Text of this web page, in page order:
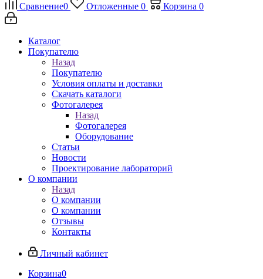
Сравнение0 Отложенные 0 Корзина 0
Каталог
Покупателю
Назад
Покупателю
Условия оплаты и доставки
Скачать каталоги
Фотогалерея
Назад
Фотогалерея
Оборудование
Статьи
Новости
Проектирование лабораторий
О компании
Назад
О компании
О компании
Отзывы
Контакты
Личный кабинет
Корзина0